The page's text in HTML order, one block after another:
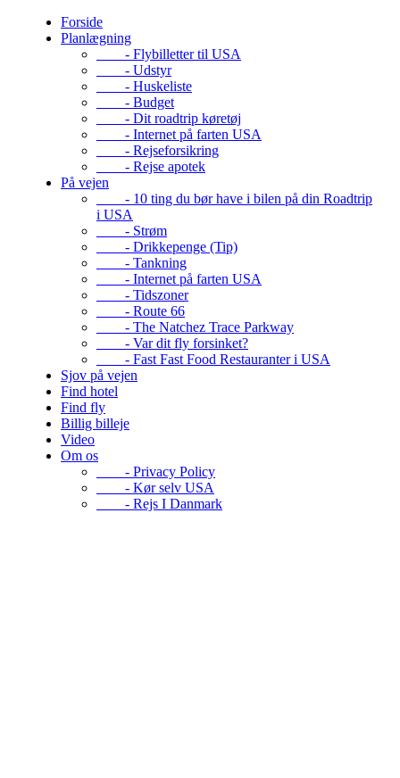
Forside
Planlægning
- Flybilletter til USA
- Udstyr
- Huskeliste
- Budget
- Dit roadtrip køretøj
- Internet på farten USA
- Rejseforsikring
- Rejse apotek
På vejen
- 10 ting du bør have i bilen på din Roadtrip
i USA
- Strøm
- Drikkepenge (Tip)
- Tankning
- Internet på farten USA
- Tidszoner
- Route 66
- The Natchez Trace Parkway
- Var dit fly forsinket?
- Fast Fast Food Restauranter i USA
Sjov på vejen
Find hotel
Find fly
Billig billeje
Video
Om os
- Privacy Policy
- Kør selv USA
- Rejs I Danmark